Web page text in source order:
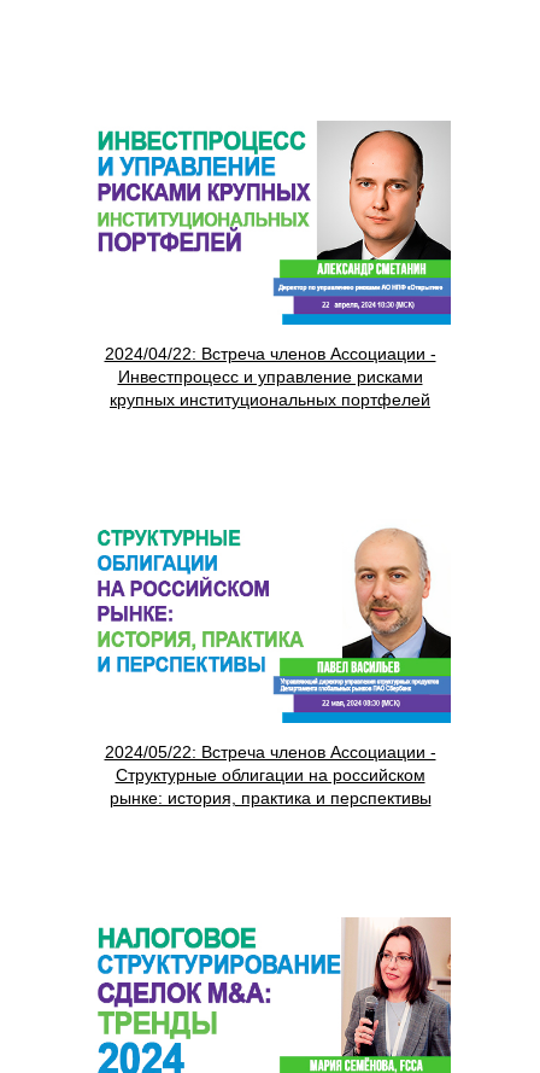
2024/04/22: Встреча членов Ассоциации -
Инвестпроцесс и управление рисками
крупных институциональных портфелей
2024/05/22: Встреча членов Ассоциации -
Структурные облигации на российском
рынке: история, практика и перспективы